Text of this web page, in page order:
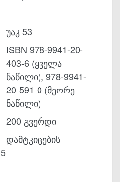
უაკ 53
ISBN 978-9941-20-
403-6 (ყველა
ნაწილი), 978-9941-
20-591-0 (მეორე
ნაწილი)
200 გვერდი
დამტკიცების